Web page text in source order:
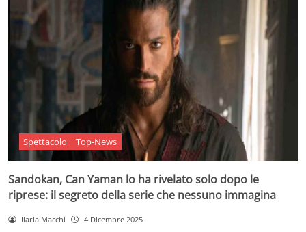
Spettacolo Top-News
Sandokan, Can Yaman lo ha rivelato solo dopo le
riprese: il segreto della serie che nessuno immagina
Ilaria Macchi 4 Dicembre 2025